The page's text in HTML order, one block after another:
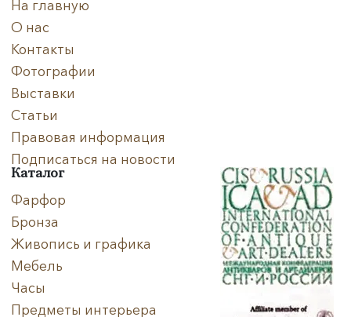
На главную
О нас
Контакты
Фотографии
Выставки
Статьи
Правовая информация
Подписаться на новости
Каталог
Фарфор
Бронза
Живопись и графика
Мебель
Часы
Предметы интерьера